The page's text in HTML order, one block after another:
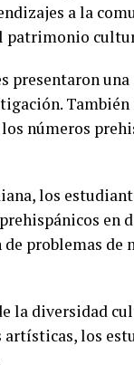
a la
patrimonio
presentaron
números
los
en
problemas de
la diversidad
los